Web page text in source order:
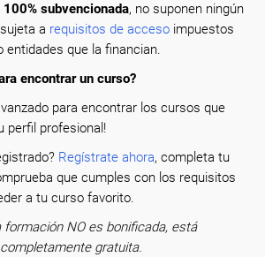
100% subvencionada, no suponen ningún
a requisitos de acceso impuestos
entidades que la financian.
encontrar un curso?
para encontrar los cursos que
perfil profesional!
Regístrate ahora, completa tu
que cumples con los requisitos
a tu curso favorito.
formación NO es bonificada, está
gratuita.